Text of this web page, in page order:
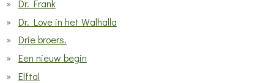
Dr. Frank
Dr. Love in het Walhalla
Drie broers.
Een nieuw begin
Elftal